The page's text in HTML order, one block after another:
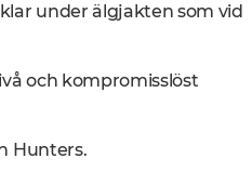
under älgjakten som vid
och kompromisslöst
Hunters.